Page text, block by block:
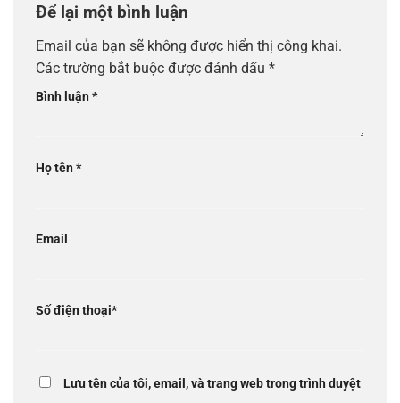
Để lại một bình luận
Email của bạn sẽ không được hiển thị công khai.
Các trường bắt buộc được đánh dấu *
Bình luận*
Họ tên*
Email
Số điện thoại*
Lưu tên của tôi, email, và trang web trong trình duyệt